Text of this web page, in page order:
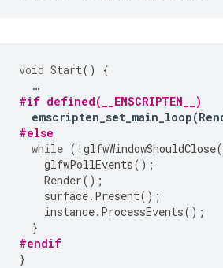
void Start()
{
…
#if defined(__EMSCRIPTEN__)
emscripten_set_main_loop(
#else
while ( ! glfwWindowShouldClose(
glfwPollEvents();
Render();
surface. Present();
instance. ProcessEvents();
}
#endif
}